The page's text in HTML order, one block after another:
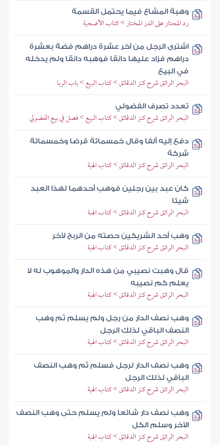
وهبة المشاع فيما يحتمل القسمة
رد المحتار على الدر المختار > كتاب الأضحية
اشترى الرجل من آخر عشرة دراهم فضة بعشرة
دراهم فزاد عليها دانقا فوهبه دانقا ولم يدخله
في البيع
البحر الرائق شرح كنز الدقائق > كتاب البيع > باب الربا
تعدد تصرف الفضولي
البحر الرائق شرح كنز الدقائق > كتاب البيع > فصل في بيع الفضولي
دفع إليه ألفا وقال خمسمائة قرضا وخمسمائة
شركة
البحر الرائق شرح كنز الدقائق > كتاب الهبة
كان عبد بين رجلين فوهب أحدهما لهذا العبد
شيئا
البحر الرائق شرح كنز الدقائق > كتاب الهبة
وهب أحد الشريكين حصته من الربح لآخر
البحر الرائق شرح كنز الدقائق > كتاب الهبة
قال وهبت نصيبي من هذه الدار والموهوب له لا
يعلم كم نصيبه
البحر الرائق شرح كنز الدقائق > كتاب الهبة
وهب نصف الدار من رجل ولم يسلم ثم وهب
النصف الباقي لذلك الرجل
البحر الرائق شرح كنز الدقائق > كتاب الهبة
وهب نصف الدار لرجل فسلم ثم وهب النصف
الباقي لذلك الرجل
البحر الرائق شرح كنز الدقائق > كتاب الهبة
وهب نصف دار شائعا ولم يسلم حتى وهب النصف
الآخر وسلم الكل
البحر الرائق شرح كنز الدقائق > كتاب الهبة